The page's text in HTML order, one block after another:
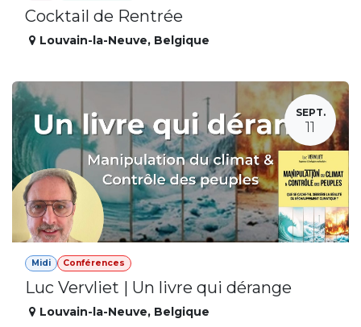
Cocktail de Rentrée
Louvain-la-Neuve, Belgique
SEPT.
11
Midi Conférences
Luc Vervliet | Un livre qui dérange
Louvain-la-Neuve, Belgique